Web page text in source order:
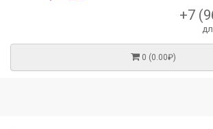
+7
0 (0.00₽)